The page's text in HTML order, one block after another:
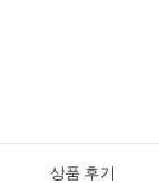
상품 후기